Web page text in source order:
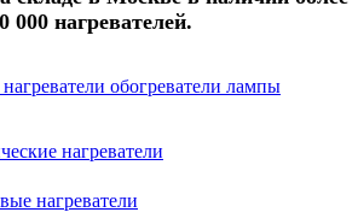
000 нагревателей.
обогреватели лампы
нагреватели
нагреватели